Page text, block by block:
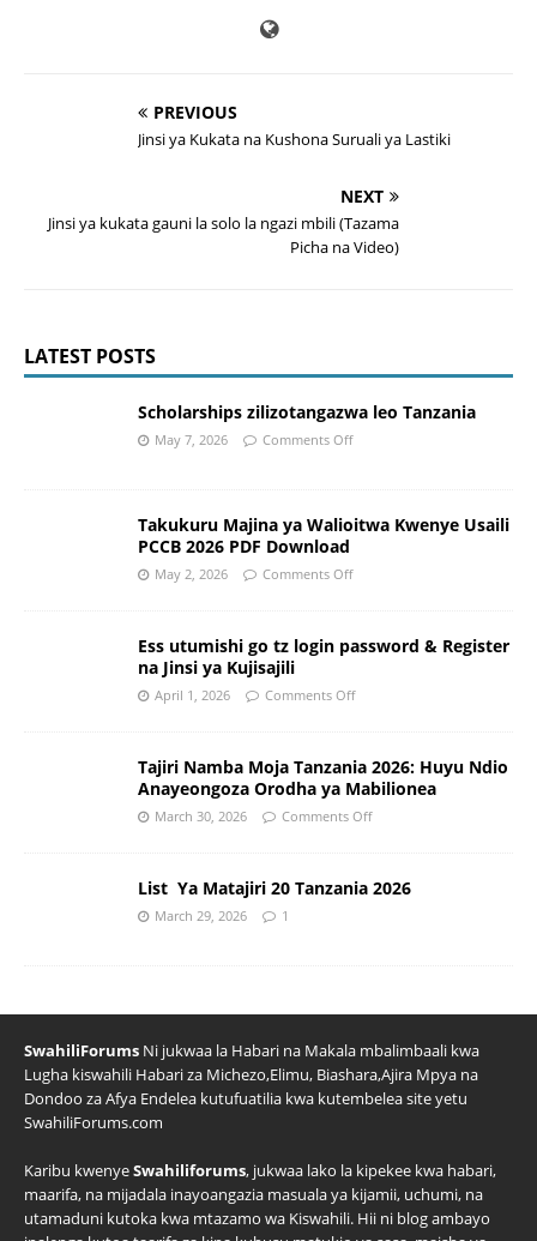
PREVIOUS
Jinsi ya Kukata na Kushona Suruali ya Lastiki
NEXT
Jinsi ya kukata gauni la solo la ngazi mbili (Tazama
Picha na Video)
LATEST POSTS
Scholarships zilizotangazwa leo Tanzania
May 7, 2026 Comments Off
Takukuru Majina ya Walioitwa Kwenye Usaili
PCCB 2026 PDF Download
May 2, 2026 Comments Off
Ess utumishi go tz login password & Register
na Jinsi ya Kujisajili
April 1, 2026 Comments Off
Tajiri Namba Moja Tanzania 2026: Huyu Ndio
Anayeongoza Orodha ya Mabilionea
March 30, 2026 Comments Off
List Ya Matajiri 20 Tanzania 2026
March 29, 2026 1
SwahiliForums Ni jukwaa la Habari na Makala mbalimbaali kwa
Lugha kiswahili Habari za Michezo,Elimu, Biashara,Ajira Mpya na
Dondoo za Afya Endelea kutufuatilia kwa kutembelea site yetu
SwahiliForums.com
Karibu kwenyeSwahiliforums, jukwaa lako la kipekee kwa habari,
maarifa, na mijadala inayoangazia masuala ya kijamii, uchumi, na
utamaduni kutoka kwa mtazamo wa Kiswahili. Hii ni blog ambayo